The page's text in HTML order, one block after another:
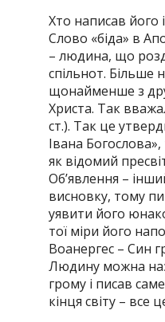
Хто написав його
Слово «біда» в
– людина, що
спільнот. Більше
щонайменше з
Христа. Так
ст.). Так це
Івана
як відомий
Об’явлення –
висновку, тому
уявити його
тої міри його
Воанергес – Син
Людину можна
грому і писав
кінця світу – все